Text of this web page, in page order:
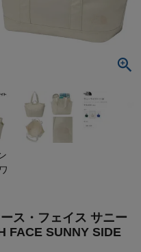
ス・フェイス サニー
FACE SUNNY SIDE